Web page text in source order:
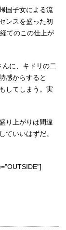
国子女による流
ンスを盛った初
てのこの仕上が
に、キドリの二
感からすると
してしまう。実
り上がりは間違
ていいはずだ。